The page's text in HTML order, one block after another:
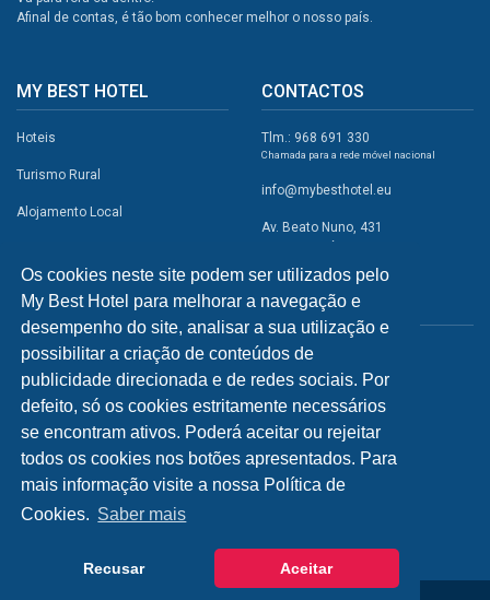
Os cookies neste site podem ser utilizados pelo
My Best Hotel para melhorar a navegação e
desempenho do site, analisar a sua utilização e
possibilitar a criação de conteúdos de
publicidade direcionada e de redes sociais. Por
defeito, só os cookies estritamente necessários
se encontram ativos. Poderá aceitar ou rejeitar
todos os cookies nos botões apresentados. Para
mais informação visite a nossa Política de
Cookies. Saber mais
Recusar Aceitar
Afinal de contas, é tão bom conhecer melhor o nosso país.
MY BEST HOTEL
Hoteis
Turismo Rural
Alojamento Local
Campismo
Atividades
Restaurantes
A Visitar
INFORMAÇÕES
Política de Privacidade
CONTACTOS
Tlm.: 968 691 330
Chamada para a rede móvel nacional
info@mybesthotel.eu
Av. Beato Nuno, 431
2495-401 Fátima
REDES SOCIAIS